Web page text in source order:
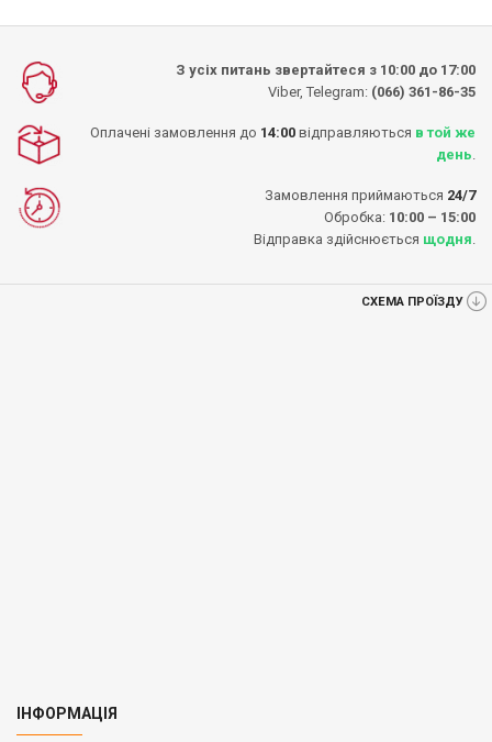
З усіх питань звертайтеся з 10:00 до 17:00
Viber, Telegram: (066) 361-86-35
Оплачені замовлення до 14:00 відправляються в той же
день
Замовлення приймаються 24/7
Обробка: 10:00 – 15:00
Відправка здійснюється щодня
СХЕМА ПРОЇЗДУ
ІНФОРМАЦІЯ